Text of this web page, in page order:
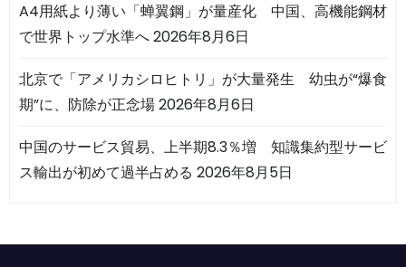
A4用紙より薄い「蝉翼鋼」が量産化 中国、高機能鋼材
で世界トップ水準へ2026年8月6日
北京で「アメリカシロヒトリ」が大量発生 幼虫が“爆食
期”に、防除が正念場2026年8月6日
中国のサービス貿易、上半期8.3％増 知識集約型サービ
ス輸出が初めて過半占める 2026年8月5日